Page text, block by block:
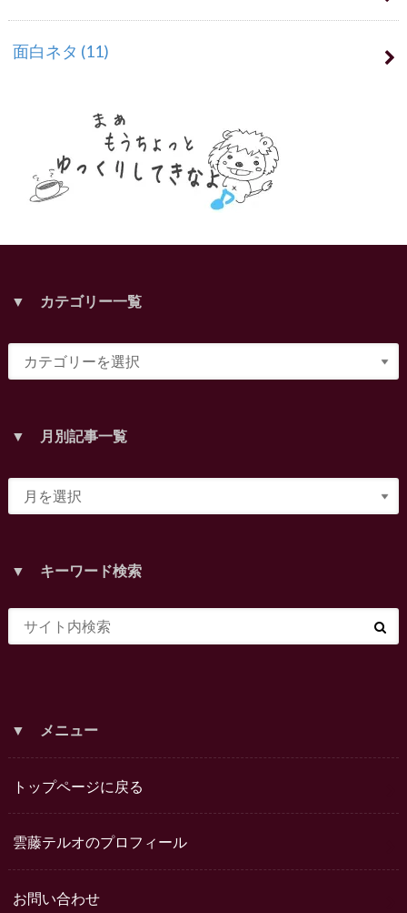
面白ネタ (11)
▼ カテゴリー一覧
▼ 月別記事一覧
▼ キーワード検索
▼ メニュー
トップページに戻る
雲藤テルオのプロフィール
お問い合わせ